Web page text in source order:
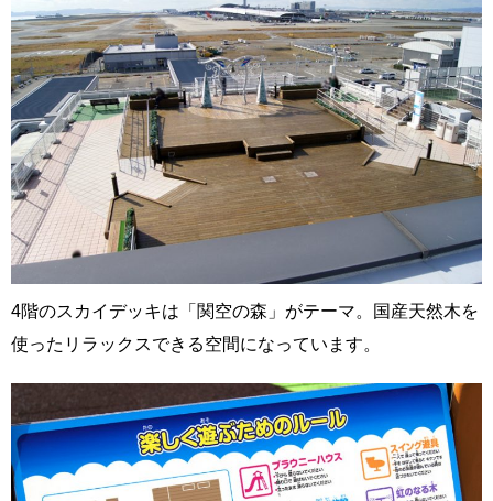
4階のスカイデッキは「関空の森」がテーマ。国産天然木を
使ったリラックスできる空間になっています。